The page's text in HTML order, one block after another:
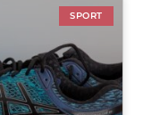
SPORT